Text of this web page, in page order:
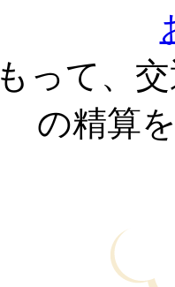
って、
の精算